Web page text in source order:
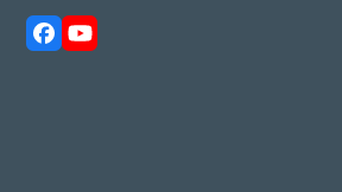
Facebook
YouTube